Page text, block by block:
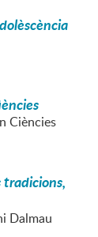
Ciències
tradicions,
Dalmau